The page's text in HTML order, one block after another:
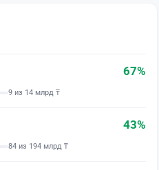
67%
9 из 14 млрд ₸
43%
84 из 194 млрд ₸